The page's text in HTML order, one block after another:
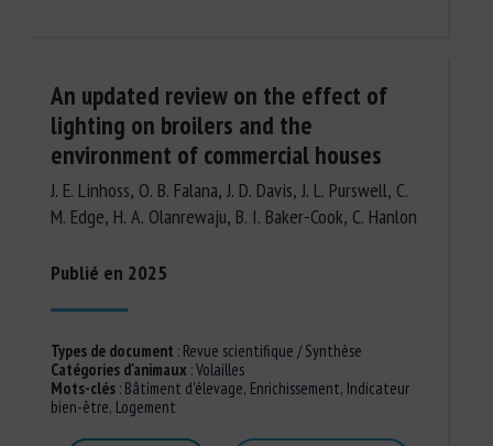
An updated review on the effect of
lighting on broilers and the
environment of commercial houses
J. E. Linhoss, O. B. Falana, J. D. Davis, J. L. Purswell, C.
M. Edge, H. A. Olanrewaju, B. I. Baker-Cook, C. Hanlon
Publié en 2025
Types de document : Revue scientifique / Synthèse
Catégories d'animaux :Volailles
Mots-clés: Bâtiment d'élevage, Enrichissement, Indicateur
bien-être, Logement